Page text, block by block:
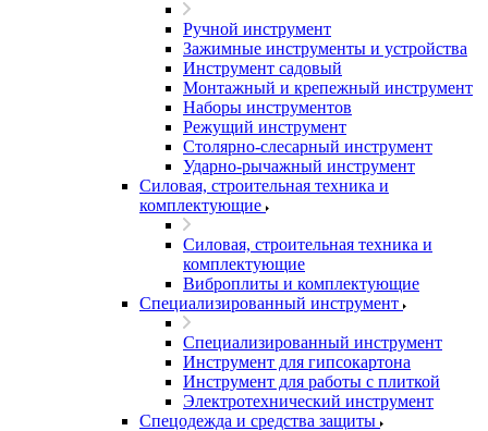
Ручной инструмент
Зажимные инструменты и устройства
Инструмент садовый
Монтажный и крепежный инструмент
Наборы инструментов
Режущий инструмент
Столярно-слесарный инструмент
Ударно-рычажный инструмент
Силовая, строительная техника и
комплектующие
Силовая, строительная техника и
комплектующие
Виброплиты и комплектующие
Специализированный инструмент
Специализированный инструмент
Инструмент для гипсокартона
Инструмент для работы с плиткой
Электротехнический инструмент
Спецодежда и средства защиты